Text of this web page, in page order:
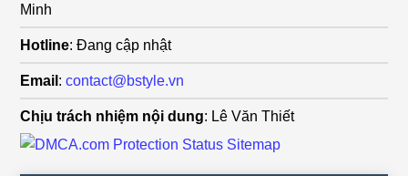
Minh
Hotline: Đang cập nhật
Email :contact@bstyle.vn
Chịu trách nhiệm nội dung: Lê Văn Thiết
Sitemap